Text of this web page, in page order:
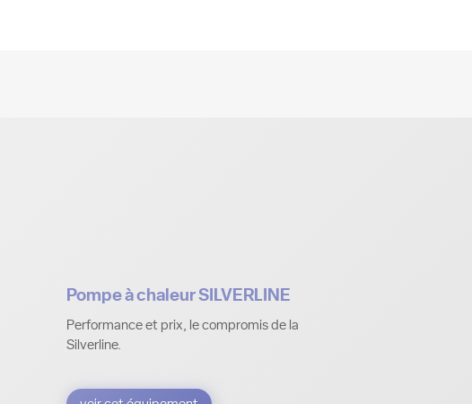
Pompe à chaleur SILVERLINE
Performance et prix, le compromis de la
Silverline.